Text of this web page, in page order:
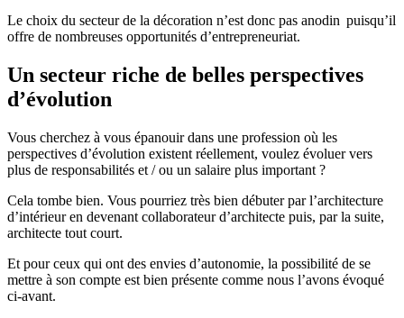
Le choix du secteur de la décoration n’est donc pas anodin puisqu’il
offre de nombreuses opportunités d’entrepreneuriat.
Un secteur riche de belles perspectives
d’évolution
Vous cherchez à vous épanouir dans une profession où les
perspectives d’évolution existent réellement, voulez évoluer vers
plus de responsabilités et / ou un salaire plus important ?
Cela tombe bien. Vous pourriez très bien débuter par l’architecture
d’intérieur en devenant collaborateur d’architecte puis, par la suite,
architecte tout court.
Et pour ceux qui ont des envies d’autonomie, la possibilité de se
mettre à son compte est bien présente comme nous l’avons évoqué
ci-avant.